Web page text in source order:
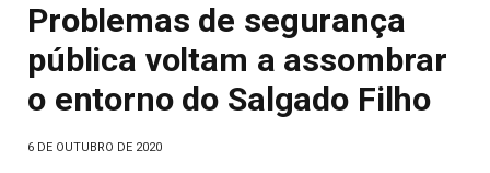
Problemas de segurança
pública voltam a assombrar
o entorno do Salgado Filho
6 DE OUTUBRO DE 2020